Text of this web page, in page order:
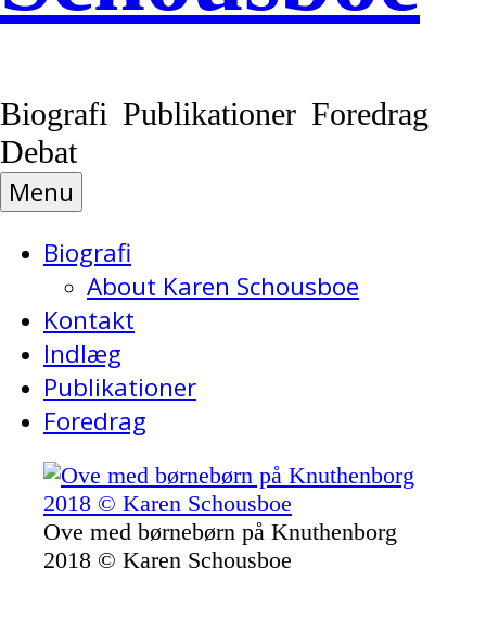
Biografi Publikationer Foredrag
Debat
Menu
Biografi
About Karen Schousboe
Kontakt
Indlæg
Publikationer
Foredrag
Ove med børnebørn på Knuthenborg
2018 © Karen Schousboe